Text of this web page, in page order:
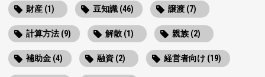
財産 (1) 豆知識 (46) 譲渡 (7)
計算方法 (9) 解散 (1) 親族 (2)
補助金 (4) 融資 (2) 経営者向け (19)